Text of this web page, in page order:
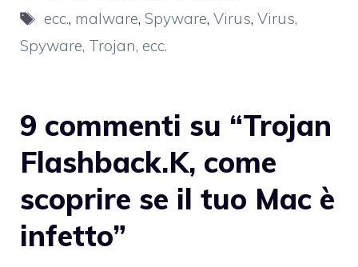
Tag
ecc., malware,Spyware,Virus,Virus,
Spyware, Trojan, ecc.
9 commenti su “Trojan
Flashback.K, come
scoprire se il tuo Mac è
infetto”